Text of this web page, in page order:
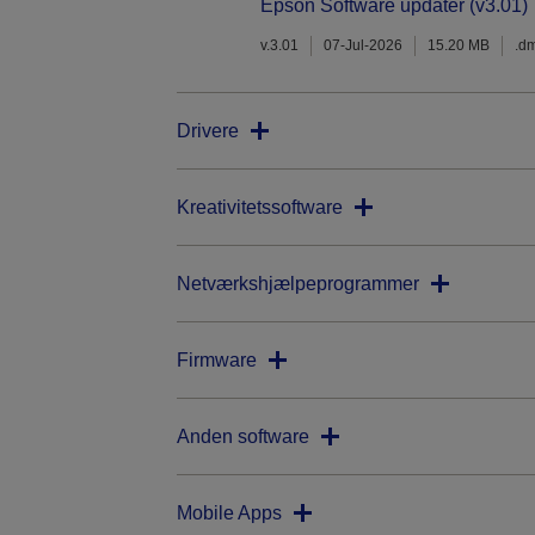
Epson Software updater (v3.01)
v.3.01 07-Jul-2026 15.20 MB
Drivere
Kreativitetssoftware
Netværkshjælpeprogrammer
Firmware
Anden software
Mobile Apps